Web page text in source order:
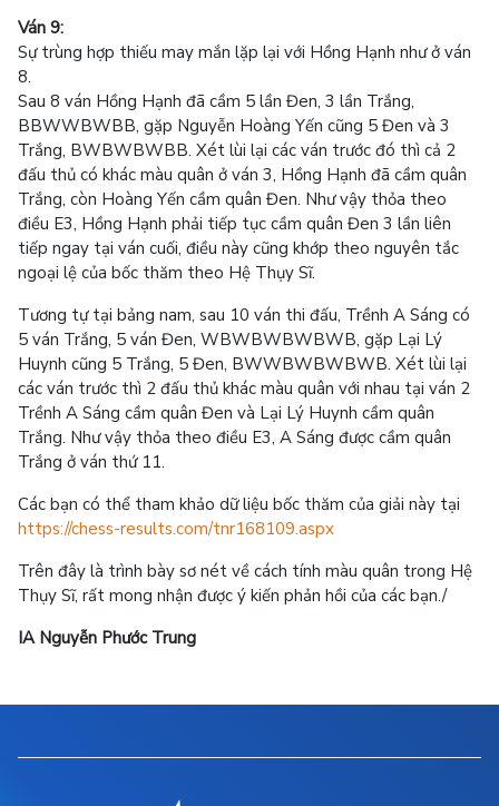
Ván 9:
Sự trùng hợp thiếu may mắn lặp lại với Hồng Hạnh như ở ván
8.
Sau 8 ván Hồng Hạnh đã cầm 5 lần Đen, 3 lần Trắng,
BBWWBWBB, gặp Nguyễn Hoàng Yến cũng 5 Đen và 3
Trắng, BWBWBWBB. Xét lùi lại các ván trước đó thì cả 2
đấu thủ có khác màu quân ở ván 3, Hồng Hạnh đã cầm quân
Trắng, còn Hoàng Yến cầm quân Đen. Như vậy thỏa theo
điều E3, Hồng Hạnh phải tiếp tục cầm quân Đen 3 lần liên
tiếp ngay tại ván cuối, điều này cũng khớp theo nguyên tắc
ngoại lệ của bốc thăm theo Hệ Thụy Sĩ.
Tương tự tại bảng nam, sau 10 ván thi đấu, Trềnh A Sáng có
5 ván Trắng, 5 ván Đen, WBWBWBWBWB, gặp Lại Lý
Huynh cũng 5 Trắng, 5 Đen, BWWBWBWBWB. Xét lùi lại
các ván trước thì 2 đấu thủ khác màu quân với nhau tại ván 2
Trềnh A Sáng cầm quân Đen và Lại Lý Huynh cầm quân
Trắng. Như vậy thỏa theo điều E3, A Sáng được cầm quân
Trắng ở ván thứ 11.
Các bạn có thể tham khảo dữ liệu bốc thăm của giải này tại
https://chess-results.com/tnr168109.aspx
Trên đây là trình bày sơ nét về cách tính màu quân trong Hệ
Thụy Sĩ, rất mong nhận được ý kiến phản hồi của các bạn./
IA Nguyễn Phước Trung